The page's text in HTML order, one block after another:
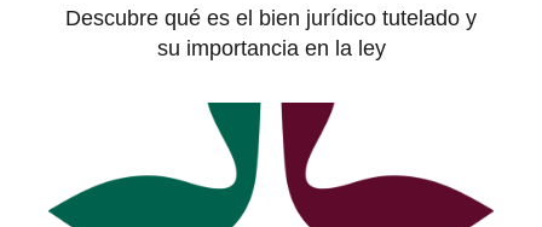
Descubre qué es el bien jurídico tutelado y
su importancia en la ley